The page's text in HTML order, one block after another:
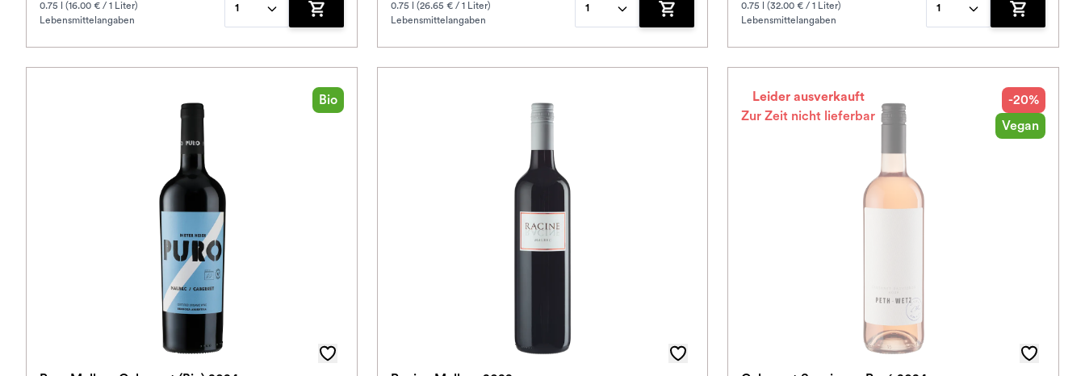
0.75 l (16.00 € / 1 Liter)
Lebensmittelangaben
1
Zum Warenkorb hinzufügen
0.75 l (26.65 € / 1 Liter)
Lebensmittelangaben
1
Zum Warenkorb hinzufügen
0.75 l (32.00 € / 1 Liter)
Lebensmittelangaben
1
Zum
Bio
Leider ausverkauft
Zur Zeit nicht lieferbar
-20%
Vegan